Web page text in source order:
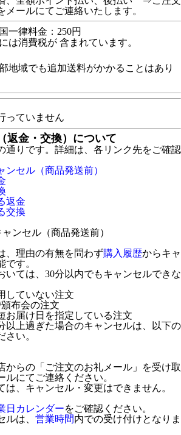
メールにてご連絡いたします。
一律料金：250円
は消費税が 含まれています。
地域でも追加送料がかかることはあり
っていません
返金・交換）について
通りです。詳細は、各リンク先をご確認
セル（商品発送前）
返金
交換
ンセル（商品発送前）
、理由の有無を問わず購入履歴からキャ
です。
いては、30分以内でもキャンセルできな
していない注文
布会の注文
お届け日を指定している注文
以上過ぎた場合のキャンセルは、以下の
い。
からの「ご注文のお礼メール」を受け取
ルにてご連絡ください。
は、キャンセル・変更はできません。
日カレンダーをご確認ください。
は、 営業時間内での受け付けとなりま